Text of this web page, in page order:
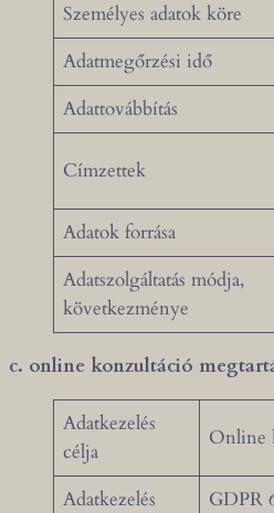
Személyes adatok köre
Adatmegőrzési idő
Adattovábbítás
Címzettek
Adatok forrása
Adatszolgáltatás módja,
következménye
c. online konzultáció
Adatkezelés
célja
Online
Adatkezelés
GDPR